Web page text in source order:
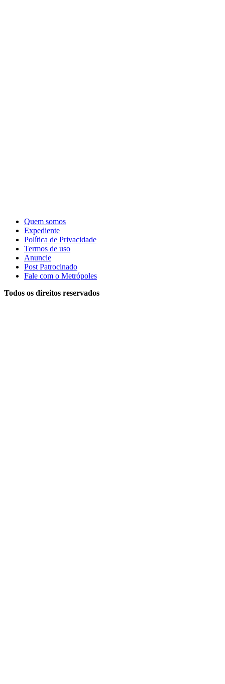
Quem somos
Expediente
Política de Privacidade
Termos de uso
Anuncie
Post Patrocinado
Fale com o Metrópoles
Todos os direitos reservados